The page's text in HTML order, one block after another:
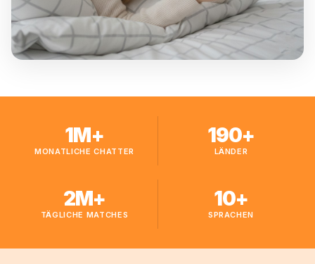
1M+
MONATLICHE CHATTER
190+
LÄNDER
2M+
TÄGLICHE MATCHES
10+
SPRACHEN